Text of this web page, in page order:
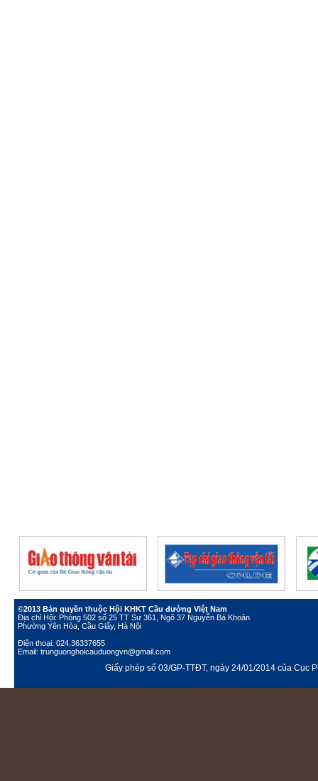
©2013 Bản quyền thuộc Hội KHKT Cầu đường Việt Nam
Địa chỉ Hội: Phòng 502 số 25 TT Sư 361, Ngõ 37 Nguyễn Bá Khoản
Phường Yên Hòa, Cầu Giấy, Hà Nội
Điện thoại: 024.36337655
Email: trunguonghoicauduongvn@gmail.com
Giấy phép số 03/GP-TTĐT, ngày 24/01/2014 của Cục